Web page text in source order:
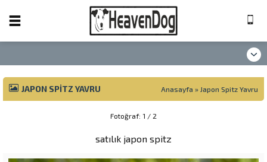
JAPON SPITZ YAVRU Anasayfa » Japon Spitz Yavru
Fotoğraf: 1 / 2
satılık japon spitz